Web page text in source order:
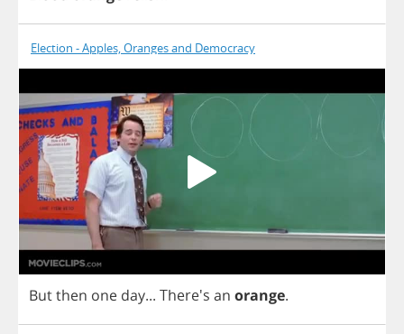
Election - Apples, Oranges and Democracy
Butthen one day... There's an orange.